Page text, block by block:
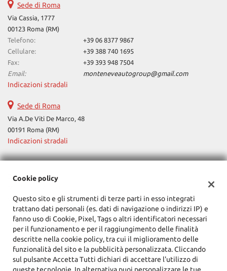
Sede di Roma
Via Cassia, 1777
00123 Roma (RM)
Telefono:
+39 06 8377 9867
Cellulare:
+39 388 740 1695
Fax:
+39 393 948 7504
Email:
monteneveautogroup@gmail.com
Indicazioni stradali
Sede di Roma
Via A.De Viti De Marco, 48
00191 Roma (RM)
Indicazioni stradali
Dati fiscali:
Via Cassia, 1777, Roma (RM)
C.F/P.IVA:12090021002
Registro delle imprese: RM
Cookie policy
Questo sito e gli strumenti di terze parti in esso integrati
trattano dati personali (es. dati di navigazione o indirizzi IP) e
fanno uso di Cookie, Pixel, Tags o altri identificatori necessari
per il funzionamento e per il raggiungimento delle finalità
descritte nella cookie policy, tra cui il miglioramento delle
funzionalità del sito e la pubblicità personalizzata. Cliccando
sul pulsante Accetta Tutti dichiari di accettare l'utilizzo di